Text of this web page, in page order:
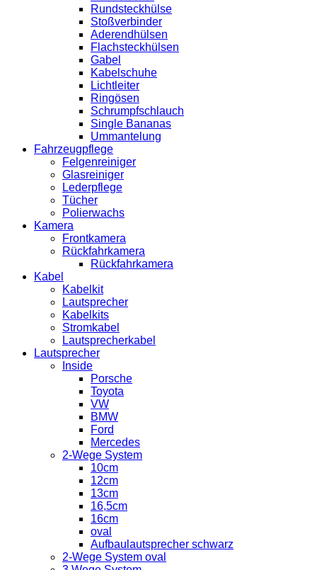
Rundsteckhülse
Stoßverbinder
Aderendhülsen
Flachsteckhülsen
Gabel
Kabelschuhe
Lichtleiter
Ringösen
Schrumpfschlauch
Single Bananas
Ummantelung
Fahrzeugpflege
Felgenreiniger
Glasreiniger
Lederpflege
Tücher
Polierwachs
Kamera
Frontkamera
Rückfahrkamera
Rückfahrkamera
Kabel
Kabelkit
Lautsprecher
Kabelkits
Stromkabel
Lautsprecherkabel
Lautsprecher
Inside
Porsche
Toyota
VW
BMW
Ford
Mercedes
2-Wege System
10cm
12cm
13cm
16,5cm
16cm
oval
Aufbaulautsprecher schwarz
2-Wege System oval